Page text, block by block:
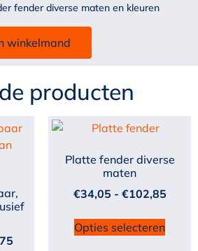
fender diverse maten en kleuren
winkelmand
producten
Platte fender diverse
maten
€34,05 - €102,85
Opties selecteren